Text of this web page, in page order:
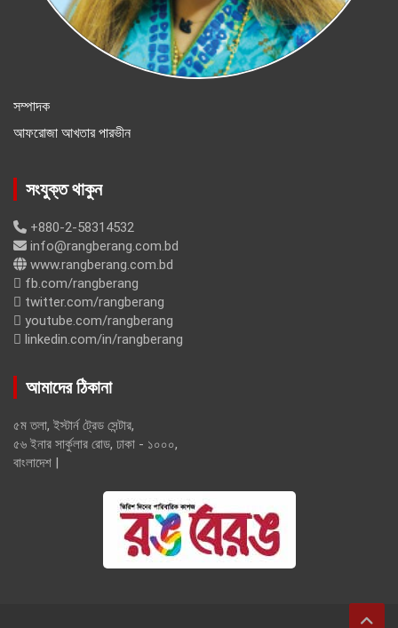
সম্পাদক
আফরোজা আখতার পারভীন
সংযুক্ত থাকুন
+880-2-58314532
info@rangberang.com.bd
www.rangberang.com.bd
fb.com/rangberang
twitter.com/rangberang
youtube.com/rangberang
linkedin.com/in/rangberang
আমাদের ঠিকানা
৫ম তলা, ইস্টার্ন ট্রেড সেন্টার,
৫৬ ইনার সার্কুলার রোড, ঢাকা - ১০০০,
বাংলাদেশ |